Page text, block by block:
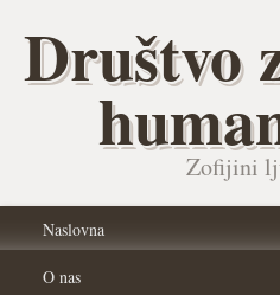
Društvo
Zofijini
Naslovna
O nas